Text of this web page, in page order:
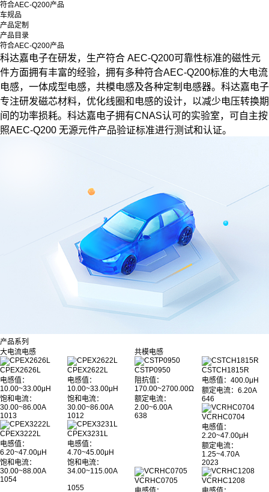
符合AEC-Q200产品
车规品
产品定制
产品目录
符合AEC-Q200产品
科达嘉电子在研发，生产符合 AEC-Q200可靠性标准的磁性元
件方面拥有丰富的经验，拥有多种符合AEC-Q200标准的大电流
电感，一体成型电感，共模电感及各种定制电感器。科达嘉电子
专注研发磁芯材料，优化线圈和电感的设计，以减少电压转换期
间的功率损耗。科达嘉电子拥有CNAS认可的实验室，可自主按
照AEC-Q200 无源元件产品验证标准进行测试和认证。
产品系列
大电流电感
CPEX2626L
电感值：
10.00~33.00μH
饱和电流：
30.00~86.00A
1013
CPEX2622L
电感值：
10.00~33.00μH
饱和电流：
30.00~86.00A
1012
CPEX3222L
电感值：
6.20~47.00μH
饱和电流：
30.00~88.00A
1054
CPEX3231L
电感值：
4.70~45.00μH
饱和电流：
34.00~115.00A
1055
共模电感
CSTP0950
阻抗值：
170.00~2700.00Ω
额定电流：
2.00~6.00A
638
CSTCH1815R
电感值 ：400.0μH
额定电流：6.20A
646
VCRHC0704
电感值：
2.20~47.00μH
额定电流：
1.25~4.70A
2023
VCRHC0705
VCRHC1208